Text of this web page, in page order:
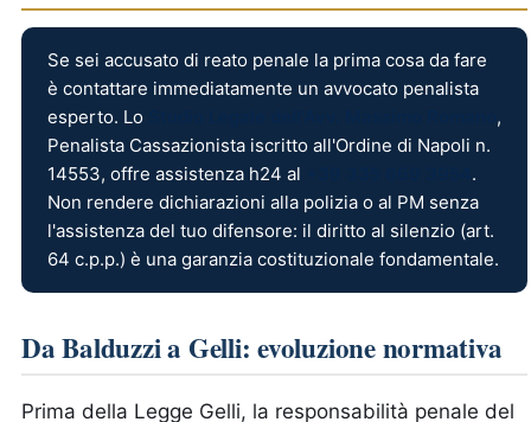
Se sei accusato di reato penale la prima cosa da fare
è contattare immediatamente un avvocato penalista
esperto. Lo
,
Penalista Cassazionista iscritto all'Ordine di Napoli n.
14553, offre assistenza h24 al
.
Non rendere dichiarazioni alla polizia o al PM senza
l'assistenza del tuo difensore: il diritto al silenzio (art.
64 c.p.p.) è una garanzia costituzionale fondamentale.
Da Balduzzi a Gelli: evoluzione normativa
Prima della Legge Gelli, la responsabilità penale del